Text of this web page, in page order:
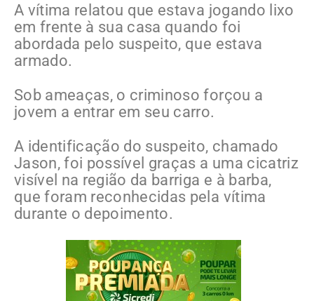
A vítima relatou que estava jogando lixo
em frente à sua casa quando foi
abordada pelo suspeito, que estava
armado.
Sob ameaças, o criminoso forçou a
jovem a entrar em seu carro.
A identificação do suspeito, chamado
Jason, foi possível graças a uma cicatriz
visível na região da barriga e à barba,
que foram reconhecidas pela vítima
durante o depoimento.